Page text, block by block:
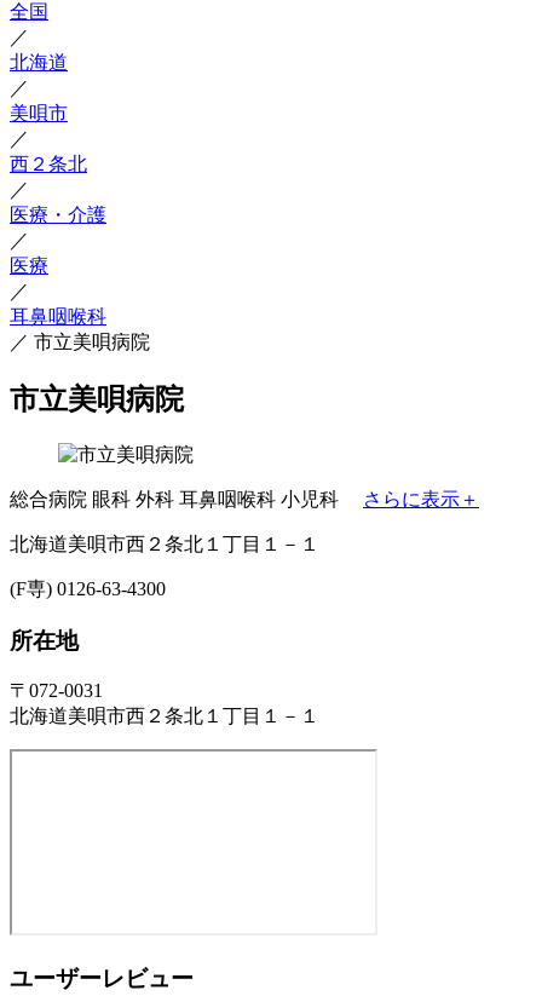
全国
／
北海道
／
美唄市
／
西２条北
／
医療・介護
／
医療
／
耳鼻咽喉科
／ 市立美唄病院
市立美唄病院
総合病院 眼科 外科 耳鼻咽喉科 小児科 さらに表示＋
北海道美唄市西２条北１丁目１－１
(F専) 0126-63-4300
所在地
〒072-0031
北海道美唄市西２条北１丁目１－１
ユーザーレビュー